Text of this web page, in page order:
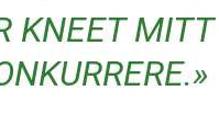
KNEET MITT